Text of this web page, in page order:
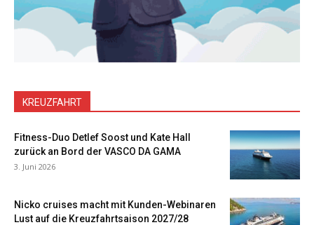
KREUZFAHRT
Fitness-Duo Detlef Soost und Kate Hall
zurück an Bord der VASCO DA GAMA
3. Juni 2026
Nicko cruises macht mit Kunden-Webinaren
Lust auf die Kreuzfahrtsaison 2027/28